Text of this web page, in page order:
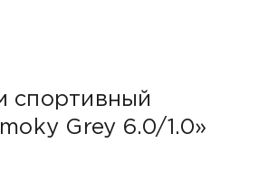
спортивный
Grey 6.0/1.0»